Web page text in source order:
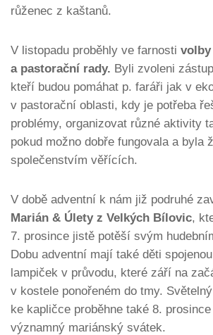
růženec z kaštanů.
V listopadu proběhly ve farnosti volby
a pastorační rady. Byli zvoleni
kteří budou pomáhat p. faráři jak v
v pastorační oblasti, kdy je potřeba
problémy, organizovat různé aktivity
pokud možno dobře fungovala a byla
společenstvím věřících.
V době adventní k nám již podruhé
Marián & Úlety z Velkých Bílovic,
7. prosince jistě potěší svým
Dobu adventní mají také děti
lampiček v průvodu, které září na
v kostele ponořeném do tmy.
ke kapličce proběhne také 8.
významný mariánský svátek.